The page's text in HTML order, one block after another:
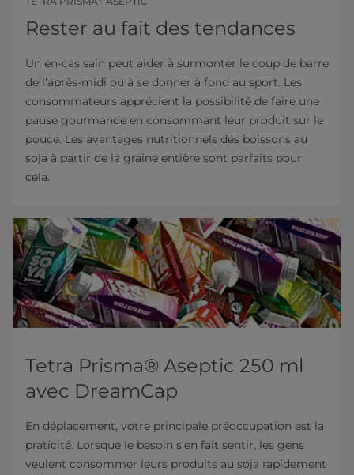
Rester au fait des tendances
Un en-cas sain peut aider à surmonter le coup de barre
de l'après-midi ou à se donner à fond au sport. Les
consommateurs apprécient la possibilité de faire une
pause gourmande en consommant leur produit sur le
pouce. Les avantages nutritionnels des boissons au
soja à partir de la graine entière sont parfaits pour
cela.
Tetra Prisma® Aseptic 250 ml
avec DreamCap
En déplacement, votre principale préoccupation est la
praticité. Lorsque le besoin s'en fait sentir, les gens
veulent consommer leurs produits au soja rapidement